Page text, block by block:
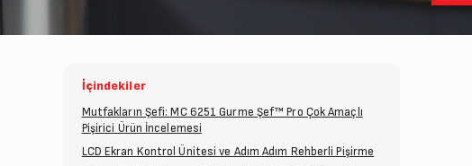
İçindekiler
Mutfakların Şefi: MC 6251 Gurme Şef™ Pro Çok Amaçlı
Pişirici Ürün İncelemesi
LCD Ekran Kontrol Ünitesi ve Adım Adım Rehberli Pişirme